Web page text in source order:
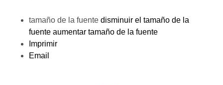
tamaño de la fuente disminuir el tamaño de la
fuente aumentar tamaño de la fuente
Imprimir
Email